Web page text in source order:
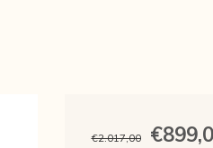
€2.017,00